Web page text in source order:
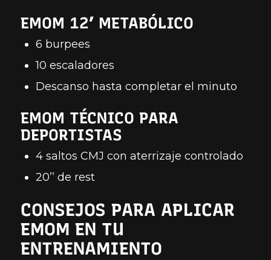
EMOM 12’ METABÓLICO
6 burpees
10 escaladores
Descanso hasta completar el minuto
EMOM TÉCNICO PARA
DEPORTISTAS
4 saltos CMJ con aterrizaje controlado
20’’ de rest
CONSEJOS PARA APLICAR
EMOM EN TU
ENTRENAMIENTO